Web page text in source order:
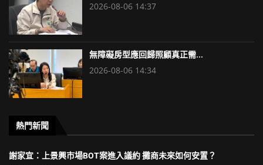
2026-08-06 14:37
無障礙房型應回歸照顧真正需...
2026-08-06 14:34
熱門新聞
謝家宜：上景興市場BOT案進入議約 攤商未來如何安置？